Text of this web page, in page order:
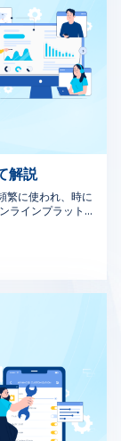
ています。
込み用のUIデ
ノロジー企業
スから高度な
み込んだ高度
インターフェ
の機能を効
ーザーの具
れには、ユ
ンするか、
す。シカゴの
に収集し分析
化します。
の早い段階
用して、最終
ようにして
プが検証さ
原則の両方
み込みシス
す。最適な
めです。 テ
いやすさの問
産・精製活
ソフトウェア
規制遵守：
しい業界規制
ンプライアン
スクを低減し
は、安全プ
：MOCソフ
ソフトウエ
安全、環
ント管理：
のインシデ
是正措置を
一般的な産
を合理化しま
コンプラ
ェアは、す
ンプライア
記録を保持
影響分析ソ
テム、および
れにより、潜
い技術や方法論に
が促されます。 つ
、イノベーショ
、真に重要なこ
集中することで、
て最終的には持続
クト管理のアウト
。 […]
ウトソーシング
す。 ネイティブア
はAndroid（Java
クロスプラット
フレームワーク
リを開発します。
でネイティブアプ
フトウェア開発
ラマーのアウト
カテゴリーには
ア開発：ビジネス
ERP）向けの特
、Linux用のスタ
ベースのソフト
ドコンピューテ
すために、既存の
社内開発チーム
企業にとって、効
ス関連のアウト
。 データベース
て、効率的なデ
ータベースシステ
するための分析
す。 経験豊富な
で優れたカスタ
を活用すること
するだけでなく、
します。 2.カス
イルアプリを作成
2.1.特定のビジ
プリ開発サービ
る必要がある場
異なり、カスタ
し、運用のパフ
をアプリに統合
確保し、組織全
プローチは、業
など、これらのア
なブランドチャ
ィ、価値観、ビ
単に拡張および適
に対して投資を確
し、ビジネスを
社とのパートナ
ービスを選ぶこ
来の成長とイノ
UI/UXのコツ 今日
アプリデザインを
ントを促進する
であっても、始
ゲットユーザー
るのに役立ちま
のアイデアは刺激
アプリ内での目
ンを優先するUI
飛躍的に高める
ョンを備えたモバ
わかりやすいメ
に理解できる必
アプリの場合、
、メイン画面を
ャー：スワイプ、
拡大したりする
介します。 アニ
ンテンツを表示
。これにより、
フィードバック
るアクションの場
解説
繁に使われ、時に
ラインプラットフ
プリを区別する
サイトとWebア
、Webサイトと
す。 1. Webサイト
イトはデジタル
として機能し、
であり、コンテン
ンティティの表
時に基本的な
ンスを向上させま
イン：Webサイ